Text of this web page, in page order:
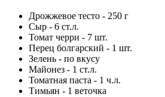
Дрожжевое тесто - 250 г
Сыр - 6 ст.л.
Томат черри - 7 шт.
Перец болгарский - 1 шт.
Зелень - по вкусу
Майонез - 1 ст.л.
Томатная паста - 1 ч.л.
Тимьян - 1 веточка